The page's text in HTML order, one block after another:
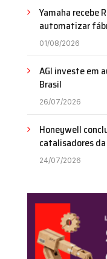
Yamaha recebe
automatizar
01/08/2026
AGI investe em
Brasil
26/07/2026
Honeywell
catalisadores
24/07/2026